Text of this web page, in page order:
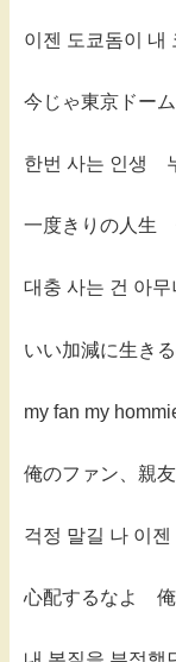
이젠 도쿄돔이 내
今じゃ東京ドー
한번 사는 인생
一度きりの人生
대충 사는 건 아무
いい加減に生き
my fan my
俺のファン、親
걱정 말길 나 이
心配するなよ 俺